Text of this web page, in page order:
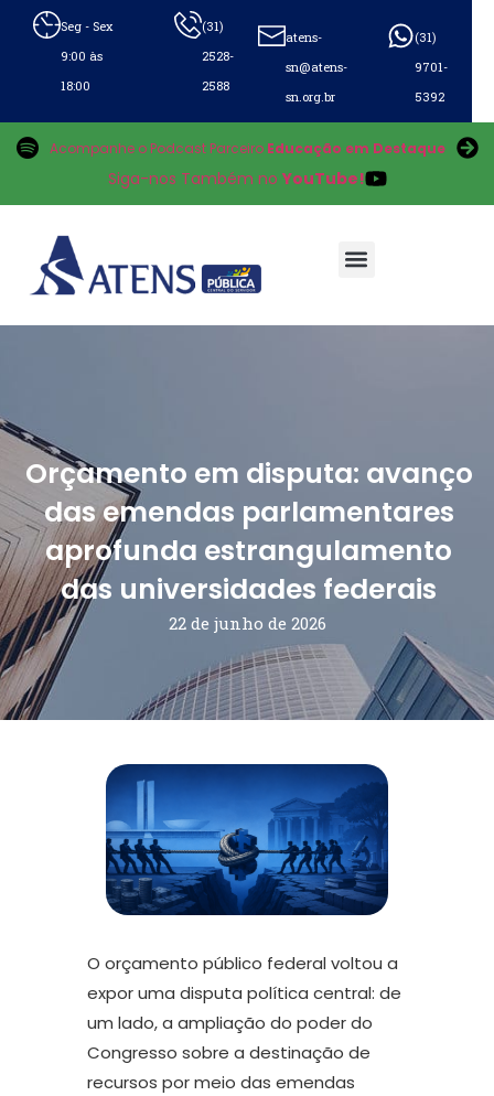
Seg - Sex
9:00 às
18:00
(31)
2528-
2588
atens-
sn@atens-
sn.org.br
(31)
9701-
5392
Acompanhe o Podcast Parceiro Educação em Destaque
Siga-nos Também no YouTube!
Orçamento em disputa: avanço
das emendas parlamentares
aprofunda estrangulamento
das universidades federais
22 de junho de 2026
O orçamento público federal voltou a
expor uma disputa política central: de
um lado, a ampliação do poder do
Congresso sobre a destinação de
recursos por meio das emendas